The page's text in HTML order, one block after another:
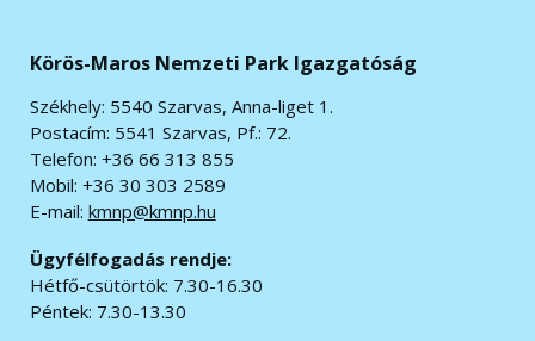
Körös-Maros Nemzeti Park Igazgatóság
Székhely: 5540 Szarvas, Anna-liget 1.
Postacím: 5541 Szarvas, Pf.: 72.
Telefon: +36 66 313 855
Mobil: +36 30 303 2589
E-mail: kmnp@kmnp.hu
Ügyfélfogadás rendje:
Hétfő-csütörtök: 7.30-16.30
Péntek: 7.30-13.30